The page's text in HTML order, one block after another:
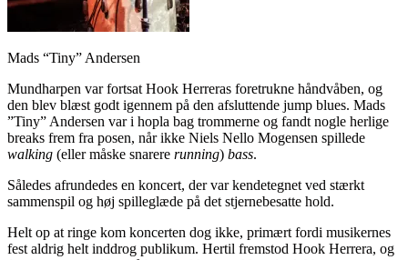
Mads “Tiny” Andersen
Mundharpen var fortsat Hook Herreras foretrukne håndvåben, og
den blev blæst godt igennem på den afsluttende jump blues. Mads
”Tiny” Andersen var i hopla bag trommerne og fandt nogle herlige
breaks frem fra posen, når ikke Niels Nello Mogensen spillede
walking (eller måske snarere running) bass.
Således afrundedes en koncert, der var kendetegnet ved stærkt
sammenspil og høj spilleglæde på det stjernebesatte hold.
Helt op at ringe kom koncerten dog ikke, primært fordi musikernes
fest aldrig helt inddrog publikum. Hertil fremstod Hook Herrera, og